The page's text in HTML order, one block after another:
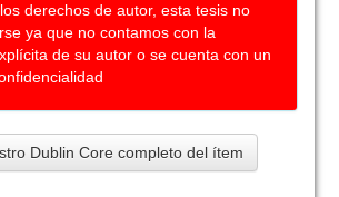
derechos de autor, esta tesis no
ya que no contamos con la
de su autor o se cuenta con un
Dublin Core completo del ítem